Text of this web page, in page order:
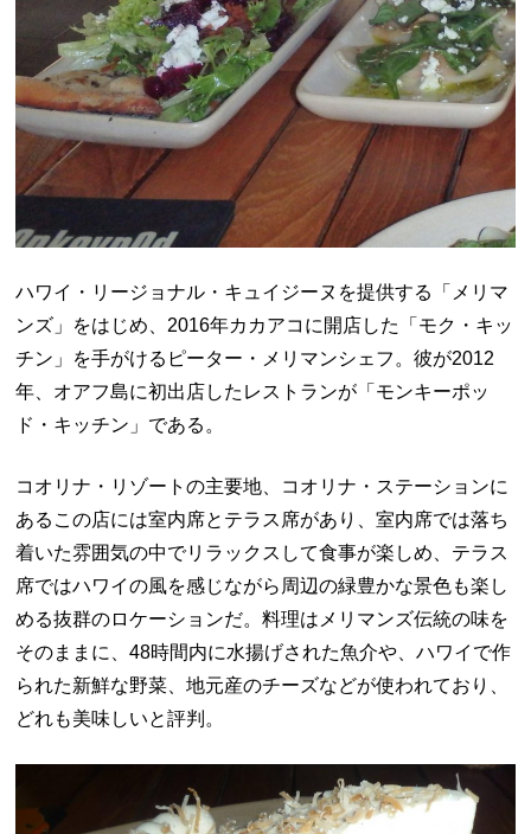
ハワイ・リージョナル・キュイジーヌを提供する「メリマ
ンズ」をはじめ、2016年カカアコに開店した「モク・キッ
チン」を手がけるピーター・メリマンシェフ。彼が2012
年、オアフ島に初出店したレストランが「モンキーポッ
ド・キッチン」である。
コオリナ・リゾートの主要地、コオリナ・ステーションに
あるこの店には室内席とテラス席があり、室内席では落ち
着いた雰囲気の中でリラックスして食事が楽しめ、テラス
席ではハワイの風を感じながら周辺の緑豊かな景色も楽し
める抜群のロケーションだ。料理はメリマンズ伝統の味を
そのままに、48時間内に水揚げされた魚介や、ハワイで作
られた新鮮な野菜、地元産のチーズなどが使われており、
どれも美味しいと評判。